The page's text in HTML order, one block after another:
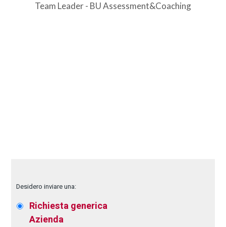
Team Leader - BU Assessment&Coaching
Desidero inviare una:
Richiesta generica
Azienda